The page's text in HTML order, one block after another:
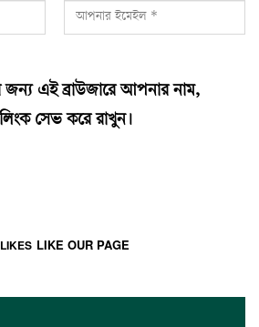
জন্য এই ব্রাউজারে আপনার নাম,
সেভ করে রাখুন।
LIKES LIKE OUR PAGE